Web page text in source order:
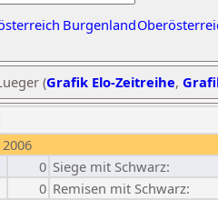
Burgenland
(Grafik Elo-Zeitreihe,
0 Siege mit Schwarz:
0 Remisen mit Schwarz: